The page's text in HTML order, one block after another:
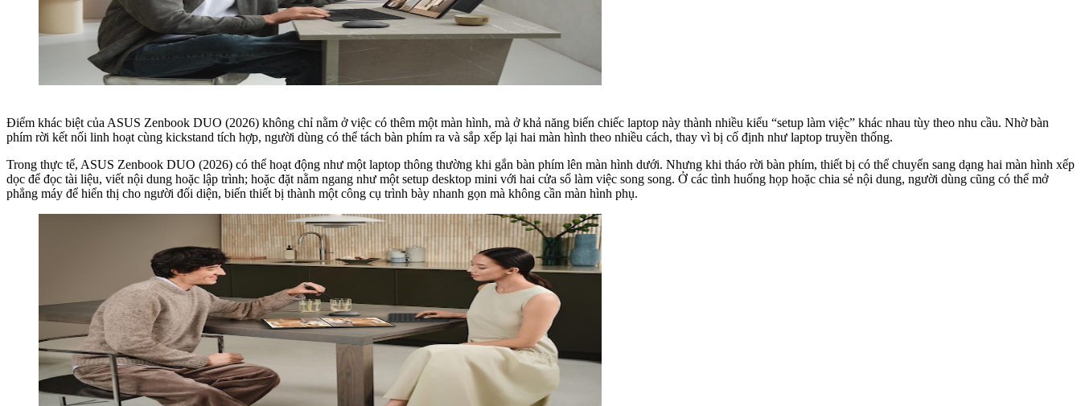
Điểm khác biệt của ASUS Zenbook DUO (2026) không chỉ nằm ở việc có thêm một màn hình, mà ở khả năng biến chiếc laptop này thành nhiều kiểu “setup làm việc” khác nhau tùy theo nhu cầu. Nhờ bàn
phím rời kết nối linh hoạt cùng kickstand tích hợp, người dùng có thể tách bàn phím ra và sắp xếp lại hai màn hình theo nhiều cách, thay vì bị cố định như laptop truyền thống.
Trong thực tế, ASUS Zenbook DUO (2026) có thể hoạt động như một laptop thông thường khi gắn bàn phím lên màn hình dưới. Nhưng khi tháo rời bàn phím, thiết bị có thể chuyển sang dạng hai màn hình xếp
dọc để đọc tài liệu, viết nội dung hoặc lập trình; hoặc đặt nằm ngang như một setup desktop mini với hai cửa sổ làm việc song song. Ở các tình huống họp hoặc chia sẻ nội dung, người dùng cũng có thể mở
phẳng máy để hiển thị cho người đối diện, biến thiết bị thành một công cụ trình bày nhanh gọn mà không cần màn hình phụ.